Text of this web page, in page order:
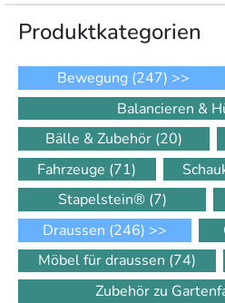
Produkt­kategorien
Bewegung (247) >>
Balancieren &
Bälle & Zubehör (20)
Fahrzeuge (71)
Stapelstein® (7)
Draussen (246) >>
Möbel für draussen (74)
Zubehör zu